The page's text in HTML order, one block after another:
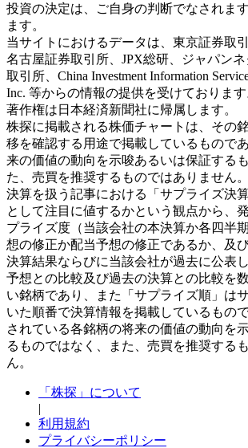
投資の決定は、ご自身の判断でなされま
ます。
当サイトにおけるデータは、東京証券取
名古屋証券取引所、JPX総研、ジャパン
取引所、China Investment Information
Inc. 等からの情報の提供を受けておりま
著作権は日本経済新聞社に帰属します。
株探に掲載される株価チャートは、その
移を確認する用途で掲載しているもので
来の価値の動向を示唆あるいは保証する
た、売買を推奨するものではありません。
決算を扱う記事における「サプライズ決
として注目に値するかという観点から、
プライズ度（当該会社の本決算か各四半
想の修正か配当予想の修正であるか、及
決算結果ならびに当該会社が過去に公表
予想との比較及び過去の決算との比較を
い銘柄であり、また「サプライズ順」は
いた順番で決算情報を掲載しているもの
されている各銘柄の将来の価値の動向を
るものではなく、また、売買を推奨する
ん。
「株探」について
|
利用規約
プライバシーポリシー